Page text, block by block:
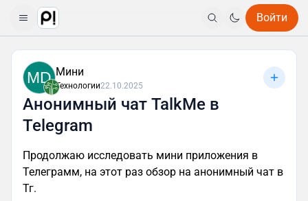
Войти
MD Мини
Технологии22.10.2025
Анонимный чат TalkMe в
Telegram
Продолжаю исследовать мини приложения в
Телеграмм, на этот раз обзор на анонимный чат в
Тг.